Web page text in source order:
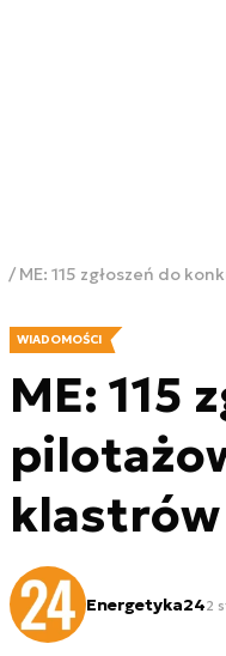
ME: 115 zgłoszeń do
WIADOMOŚCI
ME: 115
Energetyka242